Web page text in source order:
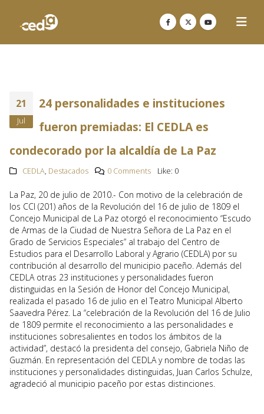
21
Jul
24 personalidades e instituciones
fueron premiadas: El CEDLA es
condecorado por la alcaldía de La Paz
CEDLA, Destacados 0 Comments Like: 0
La Paz, 20 de julio de 2010.- Con motivo de la celebración de
los CCI (201) años de la Revolución del 16 de julio de 1809 el
Concejo Municipal de La Paz otorgó el reconocimiento “Escudo
de Armas de la Ciudad de Nuestra Señora de La Paz en el
Grado de Servicios Especiales” al trabajo del Centro de
Estudios para el Desarrollo Laboral y Agrario (CEDLA) por su
contribución al desarrollo del municipio paceño. Además del
CEDLA otras 23 instituciones y personalidades fueron
distinguidas en la Sesión de Honor del Concejo Municipal,
realizada el pasado 16 de julio en el Teatro Municipal Alberto
Saavedra Pérez. La “celebración de la Revolución del 16 de Julio
de 1809 permite el reconocimiento a las personalidades e
instituciones sobresalientes en todos los ámbitos de la
actividad”, destacó la presidenta del consejo, Gabriela Niño de
Guzmán. En representación del CEDLA y nombre de todas las
instituciones y personalidades distinguidas, Juan Carlos Schulze,
agradeció al municipio paceño por estas distinciones.